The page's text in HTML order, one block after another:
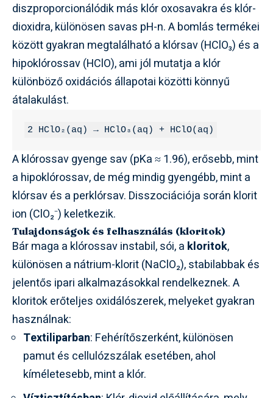
diszproporcionálódik más klór oxosavakra és klór-
dioxidra, különösen savas pH-n. A bomlás termékei
között gyakran megtalálható a klórsav (HClO₃) és a
hipoklórossav (HClO), ami jól mutatja a klór
különböző oxidációs állapotai közötti könnyű
átalakulást.
2 HClO₂(aq) → HClO₃(aq) + HClO(aq)
A klórossav gyenge sav (pKa ≈ 1.96), erősebb, mint
a hipoklórossav, de még mindig gyengébb, mint a
klórsav és a perklórsav. Disszociációja során klorit
ion (ClO₂⁻) keletkezik.
Tulajdonságok és felhasználás (kloritok)
Bár maga a klórossav instabil, sói, a kloritok,
különösen a nátrium-klorit (NaClO₂), stabilabbak és
jelentős ipari alkalmazásokkal rendelkeznek. A
kloritok erőteljes oxidálószerek, melyeket gyakran
használnak:
Textiliparban: Fehérítőszerként, különösen
pamut és cellulózszálak esetében, ahol
kíméletesebb, mint a klór.